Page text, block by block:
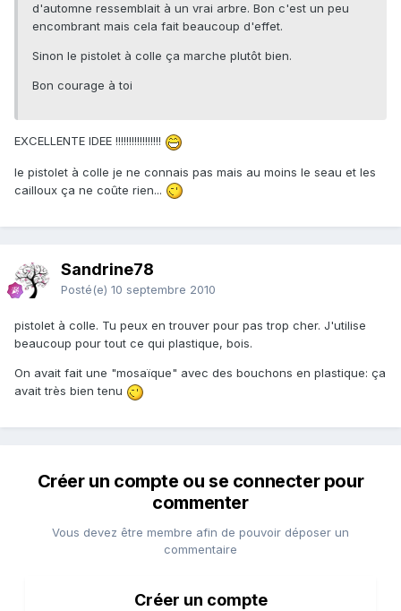
d'automne ressemblait à un vrai arbre. Bon c'est un peu
encombrant mais cela fait beaucoup d'effet.
Sinon le pistolet à colle ça marche plutôt bien.
Bon courage à toi
EXCELLENTE IDEE !!!!!!!!!!!!!!!!!
le pistolet à colle je ne connais pas mais au moins le seau et les
cailloux ça ne coûte rien...
Sandrine78
Posté(e) 10 septembre 2010
pistolet à colle. Tu peux en trouver pour pas trop cher. J'utilise
beaucoup pour tout ce qui plastique, bois.
On avait fait une "mosaïque" avec des bouchons en plastique: ça
avait très bien tenu
Créer un compte ou se connecter pour
commenter
Vous devez être membre afin de pouvoir déposer un
commentaire
Créer un compte